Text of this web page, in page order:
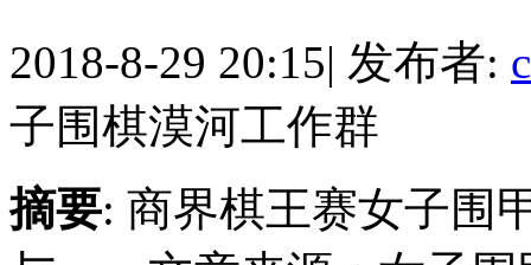
2018-8-29 20:15| 发布者:
子围棋漠河工作群
摘要: 商界棋王赛女子围